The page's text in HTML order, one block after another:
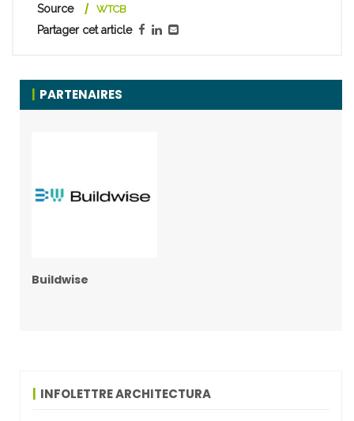
Source WTCB
Partager cet article
PARTENAIRES
Buildwise
INFOLETTRE ARCHITECTURA